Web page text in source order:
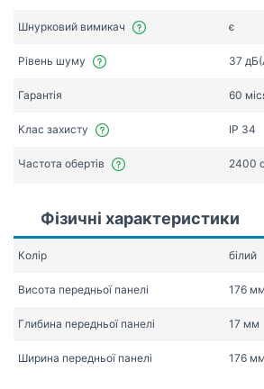
Шнурковий вимикач є
Рівень шуму 37
Гарантія 60
Клас захисту IP 34
Частота обертів 2400
Фізичні характеристики
Колір білий
Висота передньої панелі 176 мм
Глибина передньої панелі 17 мм
Ширина передньої панелі 176 мм